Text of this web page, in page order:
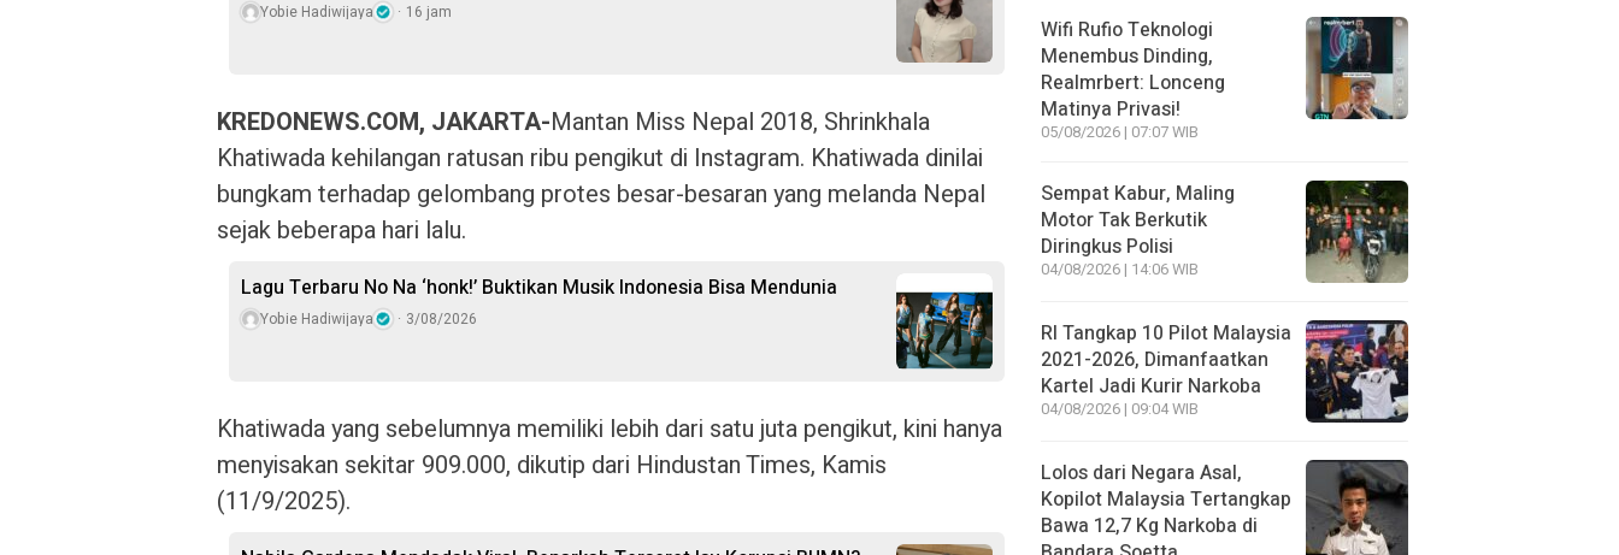
Yobie Hadiwijaya 16 jam
KREDONEWS.COM, JAKARTA-Mantan Miss Nepal 2018, Shrinkhala
Khatiwada kehilangan ratusan ribu pengikut di Instagram. Khatiwada dinilai
bungkam terhadap gelombang protes besar-besaran yang melanda Nepal
sejak beberapa hari lalu.
Lagu Terbaru No Na ‘honk!’ Buktikan Musik Indonesia Bisa Mendunia
Yobie Hadiwijaya 3/08/2026
Khatiwada yang sebelumnya memiliki lebih dari satu juta pengikut, kini hanya
menyisakan sekitar 909.000, dikutip dari Hindustan Times, Kamis
(11/9/2025).
Wifi Rufio Teknologi
Menembus Dinding,
Realmrbert: Lonceng
Matinya Privasi!
05/08/2026 | 07:07 WIB
Sempat Kabur, Maling
Motor Tak Berkutik
Diringkus Polisi
04/08/2026 | 14:06 WIB
RI Tangkap 10 Pilot Malaysia
2021-2026, Dimanfaatkan
Kartel Jadi Kurir Narkoba
04/08/2026 | 09:04 WIB
Lolos dari Negara Asal,
Kopilot Malaysia Tertangkap
Bawa 12,7 Kg Narkoba di